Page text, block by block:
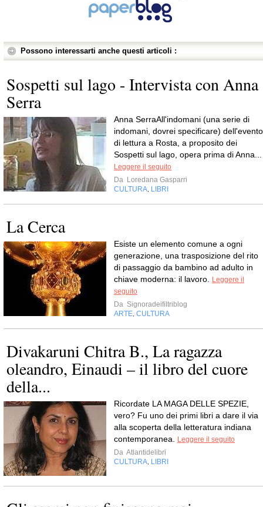
Possono interessarti anche questi articoli :
Sospetti sul lago - Intervista con Anna
Serra
Anna SerraAll'indomani (una serie di
indomani, dovrei specificare) dell'evento
di lettura a Rosta, a proposito dei
Sospetti sul lago, opera prima di Anna...
Leggere il seguito
Da Loredana Gasparri
CULTURA LIBRI
La Cerca
Esiste un elemento comune a ogni
generazione, una trasposizione del rito
di passaggio da bambino ad adulto in
chiave moderna: il lavoro.
Leggere il
seguito
Da Signoradeifiltriblog
ARTE CULTURA
Divakaruni Chitra B., La ragazza
oleandro, Einaudi – il libro del cuore
della...
Ricordate LA MAGA DELLE SPEZIE,
vero? Fu uno dei primi libri a dare il via
alla scoperta della letteratura indiana
contemporanea.
Leggere il seguito
Da Atlantidelibri
CULTURA LIBRI